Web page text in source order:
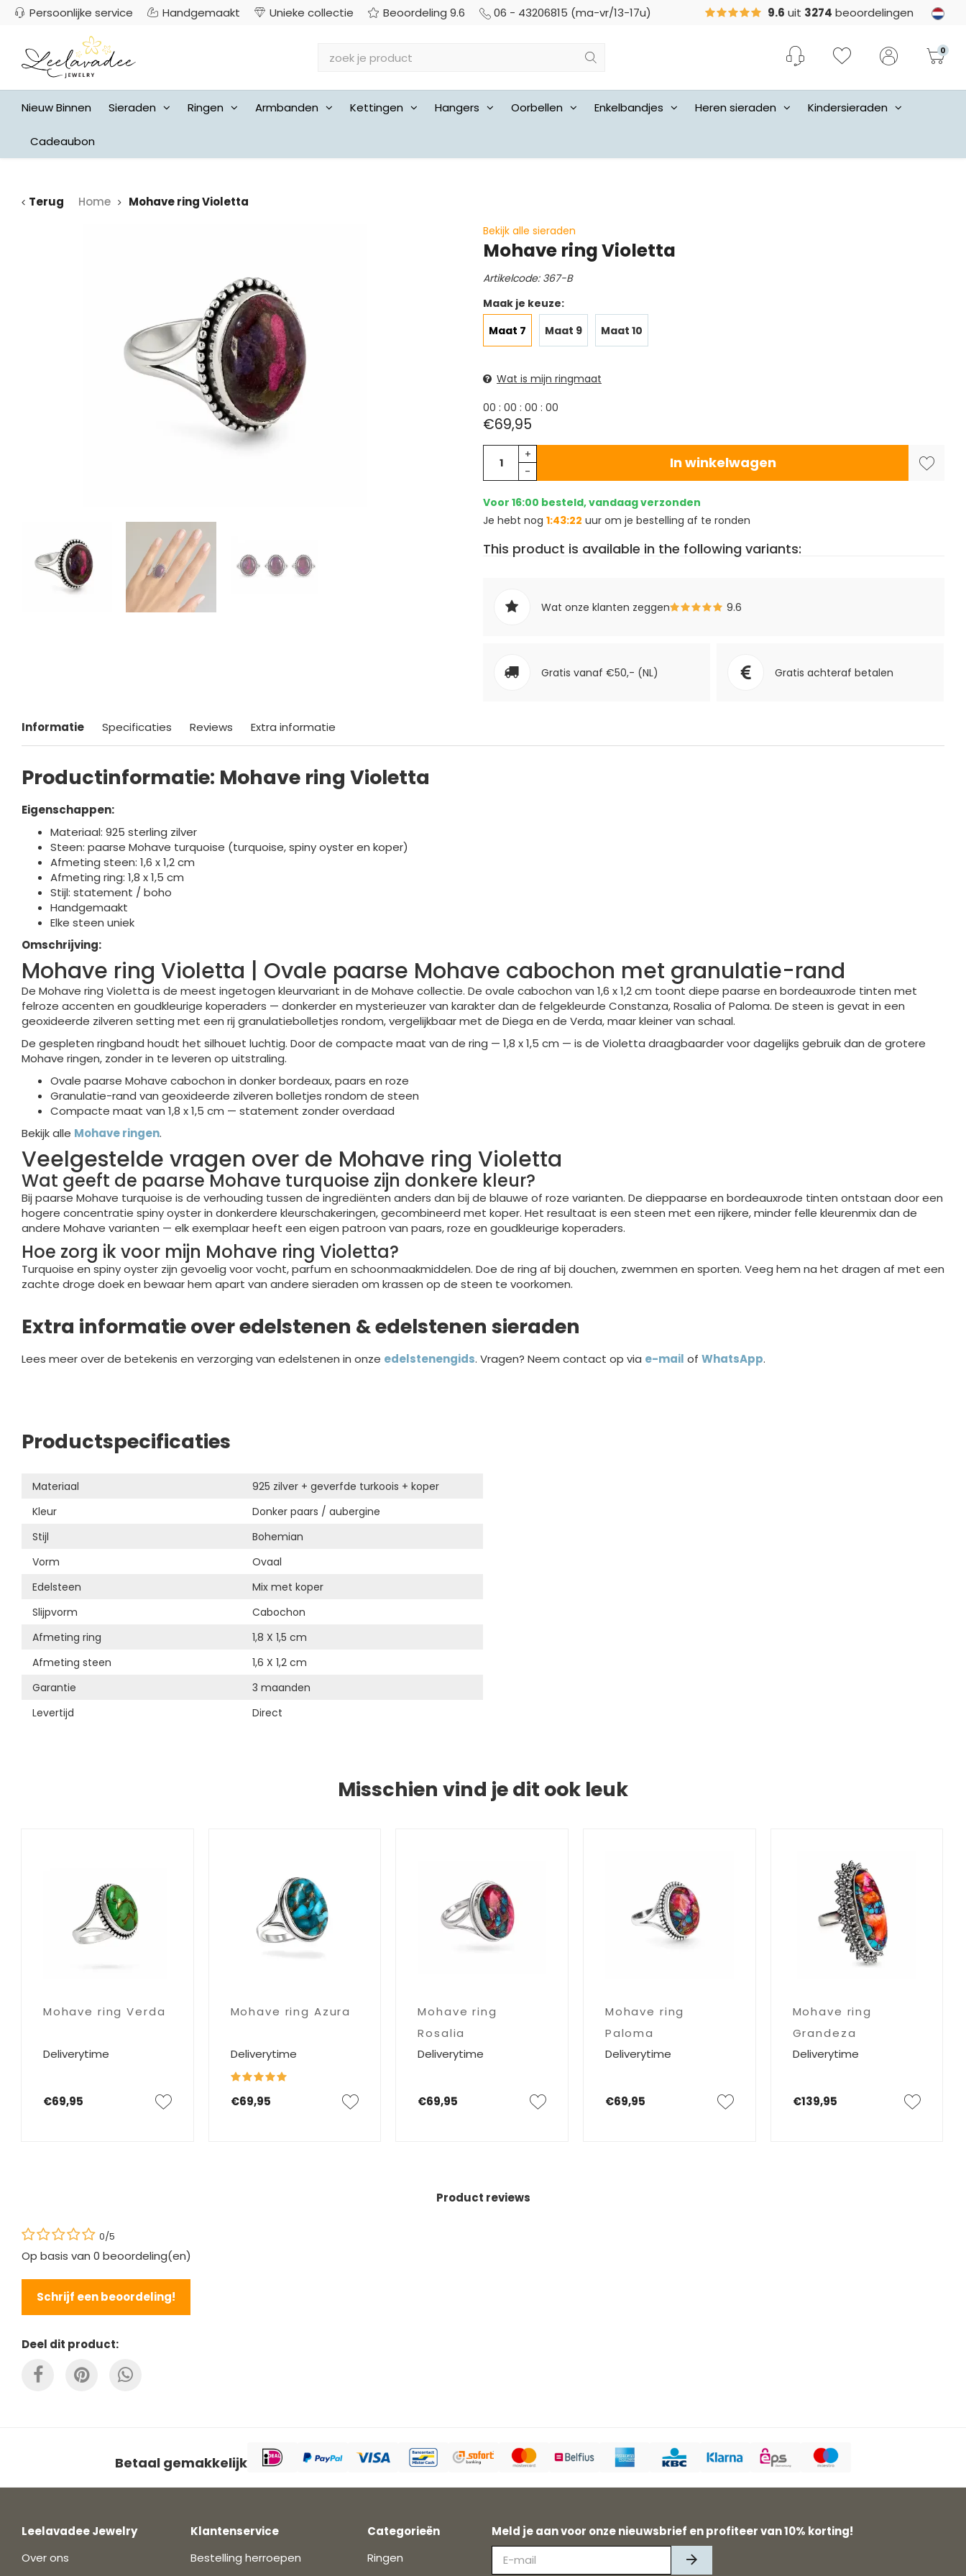
Persoonlijke service Handgemaakt Unieke collectie Beoordeling 9.6 06 - 43206815 (ma-vr/13-17u) 9.6 uit 3274 beoordelingen
0
Nieuw Binnen Sieraden Ringen Armbanden Kettingen Hangers Oorbellen Enkelbandjes Heren sieraden Kindersieraden
Cadeaubon
Terug Home Mohave ring Violetta
Bekijk alle sieraden
Mohave ring Violetta
Artikelcode: 367-B
Maak je keuze:
Maat 7
Maat 9 Maat 10
Wat is mijn ringmaat
00 : 00 : 00 : 00
€69,95
+
-
In winkelwagen
Voor 16:00 besteld, vandaag verzonden
Je hebt nog 1:43:21uur om je bestelling af te ronden
This product is available in the following variants:
Wat onze klanten zeggen 9.6
Gratis vanaf €50,- (NL) Gratis achteraf betalen
Informatie Specificaties Reviews Extra informatie
Productinformatie: Mohave ring Violetta
Eigenschappen:
Materiaal: 925 sterling zilver
Steen: paarse Mohave turquoise (turquoise, spiny oyster en koper)
Afmeting steen: 1,6 x 1,2 cm
Afmeting ring: 1,8 x 1,5 cm
Stijl: statement / boho
Handgemaakt
Elke steen uniek
Omschrijving:
Mohave ring Violetta | Ovale paarse Mohave cabochon met granulatie-rand
De Mohave ring Violetta is de meest ingetogen kleurvariant in de Mohave collectie. De ovale cabochon van 1,6 x 1,2 cm toont diepe paarse en bordeauxrode tinten met
felroze accenten en goudkleurige koperaders — donkerder en mysterieuzer van karakter dan de felgekleurde Constanza, Rosalia of Paloma. De steen is gevat in een
geoxideerde zilveren setting met een rij granulatiebolletjes rondom, vergelijkbaar met de Diega en de Verda, maar kleiner van schaal.
De gespleten ringband houdt het silhouet luchtig. Door de compacte maat van de ring — 1,8 x 1,5 cm — is de Violetta draagbaarder voor dagelijks gebruik dan de grotere
Mohave ringen, zonder in te leveren op uitstraling.
Ovale paarse Mohave cabochon in donker bordeaux, paars en roze
Granulatie-rand van geoxideerde zilveren bolletjes rondom de steen
Compacte maat van 1,8 x 1,5 cm — statement zonder overdaad
Bekijk alle Mohave ringen.
Veelgestelde vragen over de Mohave ring Violetta
Wat geeft de paarse Mohave turquoise zijn donkere kleur?
Bij paarse Mohave turquoise is de verhouding tussen de ingrediënten anders dan bij de blauwe of roze varianten. De dieppaarse en bordeauxrode tinten ontstaan door een
hogere concentratie spiny oyster in donkerdere kleurschakeringen, gecombineerd met koper. Het resultaat is een steen met een rijkere, minder felle kleurenmix dan de
andere Mohave varianten — elk exemplaar heeft een eigen patroon van paars, roze en goudkleurige koperaders.
Hoe zorg ik voor mijn Mohave ring Violetta?
Turquoise en spiny oyster zijn gevoelig voor vocht, parfum en schoonmaakmiddelen. Doe de ring af bij douchen, zwemmen en sporten. Veeg hem na het dragen af met een
zachte droge doek en bewaar hem apart van andere sieraden om krassen op de steen te voorkomen.
Extra informatie over edelstenen & edelstenen sieraden
Lees meer over de betekenis en verzorging van edelstenen in onze edelstenengids. Vragen? Neem contact op via e-mail of WhatsApp.
Productspecificaties
Materiaal
925 zilver + geverfde turkoois + koper
Kleur
Donker paars / aubergine
Stijl
Bohemian
Vorm
Ovaal
Edelsteen
Mix met koper
Slijpvorm
Cabochon
Afmeting ring
1,8 X 1,5 cm
Afmeting steen
1,6 X 1,2 cm
Garantie
3 maanden
Levertijd
Direct
Misschien vind je dit ook leuk
Mohave ring Verda
Deliverytime
€69,95
Mohave ring Azura
Deliverytime
€69,95
Mohave ring
Rosalia
Deliverytime
€69,95
Mohave ring
Paloma
Deliverytime
€69,95
Mohave ring
Grandeza
Deliverytime
€139,95
Product reviews
0/5
Op basis van 0 beoordeling(en)
Schrijf een beoordeling!
Deel dit product:
Betaal gemakkelijk
Leelavadee Jewelry
Over ons
Klantenservice
Bestelling herroepen
Categorieën
Ringen
Meld je aan voor onze nieuwsbrief en profiteer van 10% korting!